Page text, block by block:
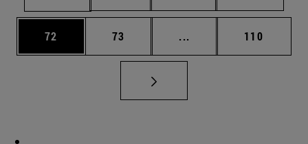
Página
72 Página
73 ... Páginas intermedias
Página
110